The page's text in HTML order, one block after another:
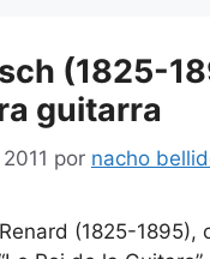
(1825-
guitarra
por nacho
(1825-1895),